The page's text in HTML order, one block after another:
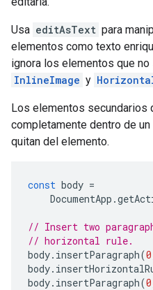
Usa editAsText para
elementos como texto
ignora los elementos que
InlineImage y
Los elementos secundarios
completamente dentro de
quitan del elemento.
const body =
DocumentApp .
// Insert two
// horizontal rule.
body. insertParagraph(0
body.
body. insertParagraph(0